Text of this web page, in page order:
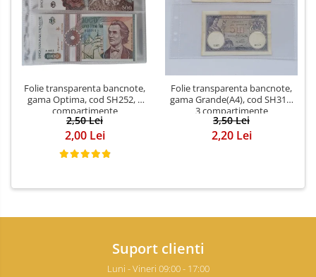
Folie transparenta bancnote,
gama Optima, cod SH252, 3
compartimente
2,50 Lei
2,00 Lei
Folie transparenta bancnote,
gama Grande(A4), cod SH312,
3 compartimente
3,50 Lei
2,20 Lei
Suport clienti
Luni - Vineri 09:00 - 17:00